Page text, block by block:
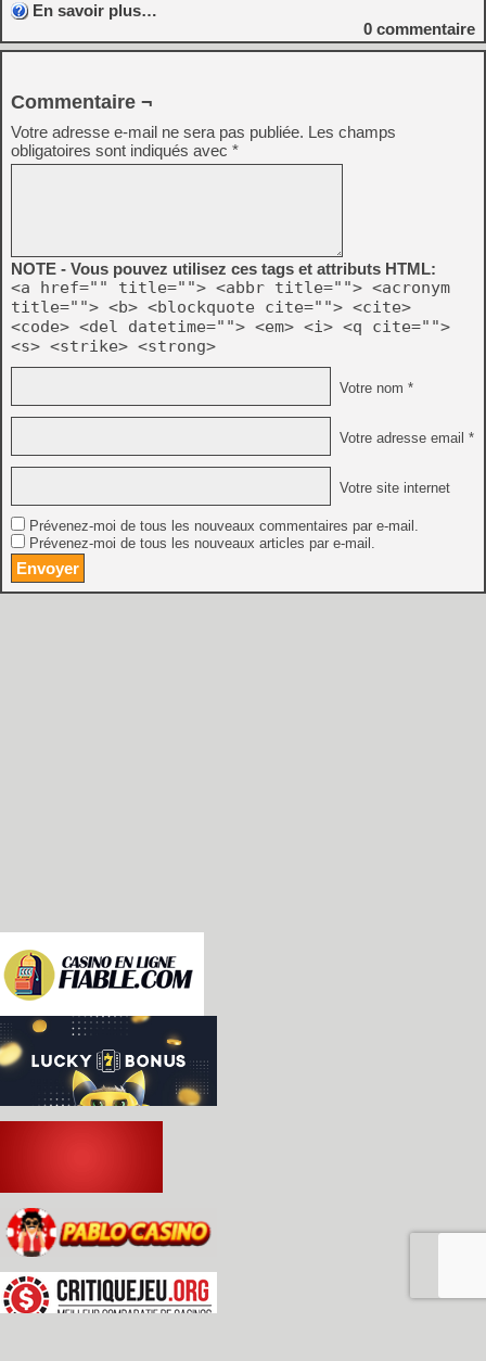
En savoir plus…
0 commentaire
Commentaire ¬
Votre adresse e-mail ne sera pas publiée. Les champs
obligatoires sont indiqués avec *
NOTE - Vous pouvez utilisez ces tags et attributs HTML:
<a href="" title=""> <abbr title=""> <acronym
title=""> <b> <blockquote cite=""> <cite>
<code> <del datetime=""> <em> <i> <q cite="">
<s> <strike> <strong>
Votre nom *
Votre adresse email *
Votre site internet
Prévenez-moi de tous les nouveaux commentaires par e-mail.
Prévenez-moi de tous les nouveaux articles par e-mail.